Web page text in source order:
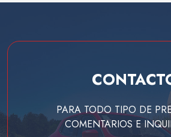
PARA TODO TIPO DE
COMENTARIOS E